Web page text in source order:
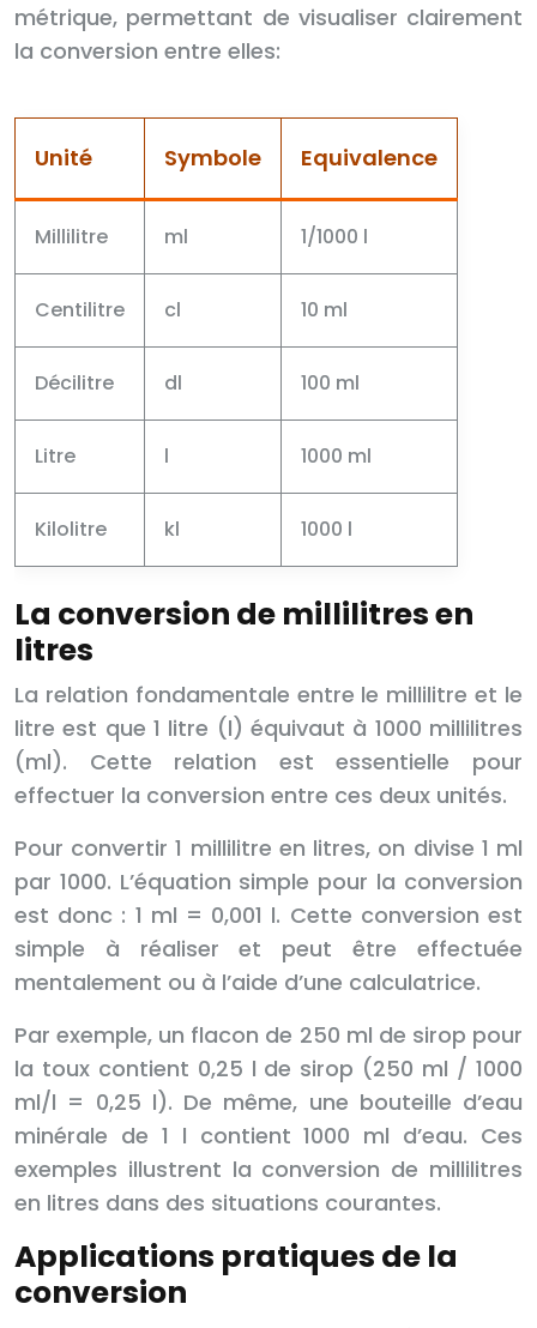
métrique, permettant de visualiser clairement
la conversion entre elles:
Unité Symbole Equivalence
Millilitre ml 1/1000 l
Centilitre cl 10 ml
Décilitre dl 100 ml
Litre l 1000 ml
Kilolitre kl 1000 l
La conversion de millilitres en
litres
La relation fondamentale entre le millilitre et le
litre est que 1 litre (l) équivaut à 1000 millilitres
(ml). Cette relation est essentielle pour
effectuer la conversion entre ces deux unités.
Pour convertir 1 millilitre en litres, on divise 1 ml
par 1000. L’équation simple pour la conversion
est donc : 1 ml = 0,001 l. Cette conversion est
simple à réaliser et peut être effectuée
mentalement ou à l’aide d’une calculatrice.
Par exemple, un flacon de 250 ml de sirop pour
la toux contient 0,25 l de sirop (250 ml / 1000
ml/l = 0,25 l). De même, une bouteille d’eau
minérale de 1 l contient 1000 ml d’eau. Ces
exemples illustrent la conversion de millilitres
en litres dans des situations courantes.
Applications pratiques de la
conversion